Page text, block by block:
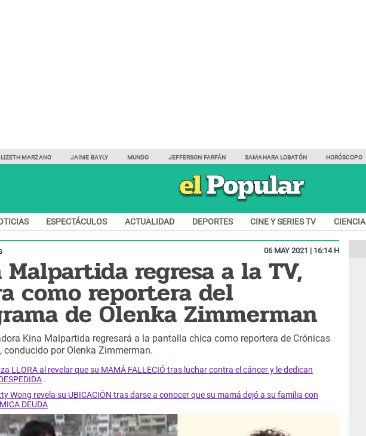
MARZANO JAIME BAYLY MUNDO JEFFERSON FARFÁN SAMAHARA LOBATÓN HORÓSCOPO
ESPECTÁCULOS ACTUALIDAD DEPORTES CINE Y SERIES TV CIENCIA
06 MAY 2021 | 16:14 H
Malpartida regresa a la TV,
como reportera del
de Olenka Zimmerman
Kina Malpartida regresará a la pantalla chica como reportera de Crónicas
conducido por Olenka Zimmerman.
LLORA al revelar que su MAMÁ FALLECIÓ tras luchar contra el cáncer y le dedican
Wong revela su UBICACIÓN tras darse a conocer que su mamá dejó a su familia con
DEUDA